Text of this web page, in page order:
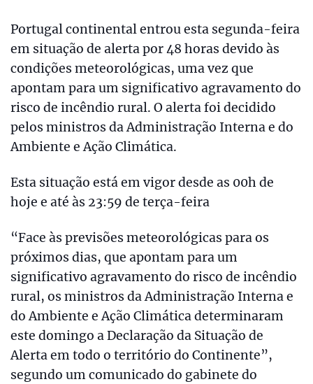
Portugal continental entrou esta segunda-feira
em situação de alerta por 48 horas devido às
condições meteorológicas, uma vez que
apontam para um significativo agravamento do
risco de incêndio rural. O alerta foi decidido
pelos ministros da Administração Interna e do
Ambiente e Ação Climática.
Esta situação está em vigor desde as 00h de
hoje e até às 23:59 de terça-feira
“Face às previsões meteorológicas para os
próximos dias, que apontam para um
significativo agravamento do risco de incêndio
rural, os ministros da Administração Interna e
do Ambiente e Ação Climática determinaram
este domingo a Declaração da Situação de
Alerta em todo o território do Continente”,
segundo um comunicado do gabinete do